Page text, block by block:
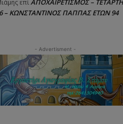
επίΑΠΟΧΑΙΡΕΤΙΣΜΟΣ – ΤΕΤΑΡΤΗ
– ΚΩΝΣΤΑΝΤΙΝΟΣ ΠΑΠΠΑΣ ΕΤΩΝ 94
- Advertisment -